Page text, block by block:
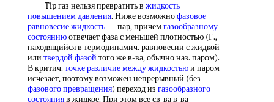
Tip газ нельзя превратить в жидкость
повышением давления. Ниже возможнофазовое
равновесие жидкость— пар, причемгазообразному
состояниюотвечает фаза с меньшей плотностью (Г.,
находящийся в термодинамич. равновесии с жидкой
или твердой фазой того же в-ва, обычно наз. паром).
В критич. точке различиемежду жидкостьюи паром
исчезает, поэтому возможен непрерывный (без
фазового превращения) переход из газообразного
состоянияв жидкое. При этом все св-ва в-ва